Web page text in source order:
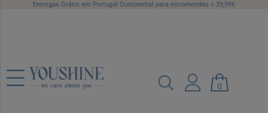
Entregas Grátis em Portugal Continental para encomendas > 39,99€
0
Avene Cleanance Água Micelar 400 ml
Ref.: 6931766